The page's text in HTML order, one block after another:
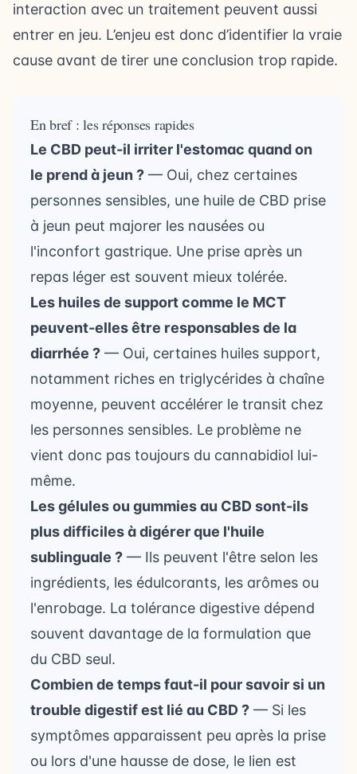
interaction avec un traitement peuvent aussi
entrer en jeu. L’enjeu est donc d’identifier la vraie
cause avant de tirer une conclusion trop rapide.
En bref : les réponses rapides
Le CBD peut-il irriter l'estomac quand on
le prend à jeun ? — Oui, chez certaines
personnes sensibles, une huile de CBD prise
à jeun peut majorer les nausées ou
l'inconfort gastrique. Une prise après un
repas léger est souvent mieux tolérée.
Les huiles de support comme le MCT
peuvent-elles être responsables de la
diarrhée ? — Oui, certaines huiles support,
notamment riches en triglycérides à chaîne
moyenne, peuvent accélérer le transit chez
les personnes sensibles. Le problème ne
vient donc pas toujours du cannabidiol lui-
même.
Les gélules ou gummies au CBD sont-ils
plus difficiles à digérer que l'huile
sublinguale ? — Ils peuvent l'être selon les
ingrédients, les édulcorants, les arômes ou
l'enrobage. La tolérance digestive dépend
souvent davantage de la formulation que
du CBD seul.
Combien de temps faut-il pour savoir si un
trouble digestif est lié au CBD ? — Si les
symptômes apparaissent peu après la prise
ou lors d'une hausse de dose, le lien est